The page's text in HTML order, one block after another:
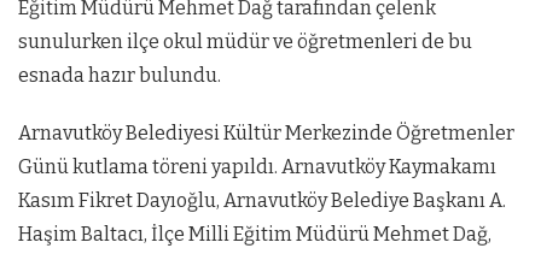
Eğitim Müdürü Mehmet Dağ tarafından çelenk
sunulurken ilçe okul müdür ve öğretmenleri de bu
esnada hazır bulundu.
Arnavutköy Belediyesi Kültür Merkezinde Öğretmenler
Günü kutlama töreni yapıldı. Arnavutköy Kaymakamı
Kasım Fikret Dayıoğlu, Arnavutköy Belediye Başkanı A.
Haşim Baltacı, İlçe Milli Eğitim Müdürü Mehmet Dağ,